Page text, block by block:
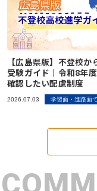
【広島県版】不登校か
受験ガイド｜令和8年
確認したい配慮制度
2026.07.03 学習面・進路面